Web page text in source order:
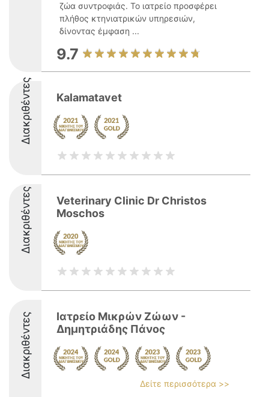
ζώα συντροφιάς. Το ιατρείο προσφέρει
πλήθος κτηνιατρικών υπηρεσιών,
δίνοντας έμφαση ...
9.7
Διακριθέντες Kalamatavet
Διακριθέντες
Veterinary Clinic Dr Christos
Moschos
Διακριθέντες
Ιατρείο Μικρών Ζώων -
Δημητριάδης Πάνος
Δείτε περισσότερα >>